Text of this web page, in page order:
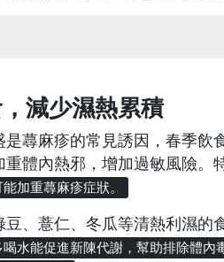
減少濕熱累積
是蕁麻疹的常見誘因，春季飲
重體內熱邪，增加過敏風險。
加重蕁麻疹症狀。
、薏仁、冬瓜等清熱利濕的
水能促進新陳代謝，幫助排除體